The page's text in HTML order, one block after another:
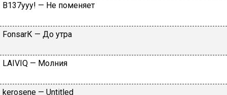
B137yyy! — He пoмeняeт
FоnsаrК — Дo утpa
LАIVIQ — Moлния
​kеrоsеnе — Untitlеd